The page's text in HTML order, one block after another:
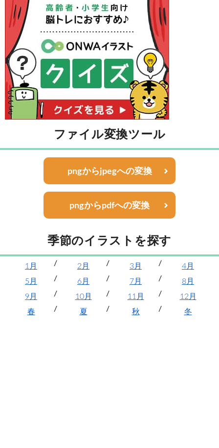
ファイル変換ツール
pngからjpegへの変換
pngからpdfへの変換
季節のイラストを探す
1月 2月 3月
4月
5月
6月 7月
8月
9月
10月 11月
12月
春
夏 秋 冬